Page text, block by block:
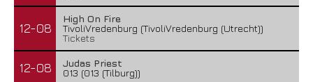
12-08
High On Fire
TivoliVredenburg (TivoliVredenburg (Utrecht))
Tickets
12-08
Judas Priest
013 (013 (Tilburg))